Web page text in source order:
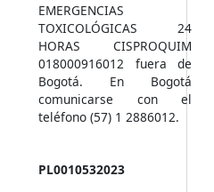
EMERGENCIAS
TOXICOLÓGICAS 24
HORAS CISPROQUIM
018000916012 fuera de
Bogotá. En Bogotá
comunicarse con el
teléfono (57) 1 2886012.
PL0010532023